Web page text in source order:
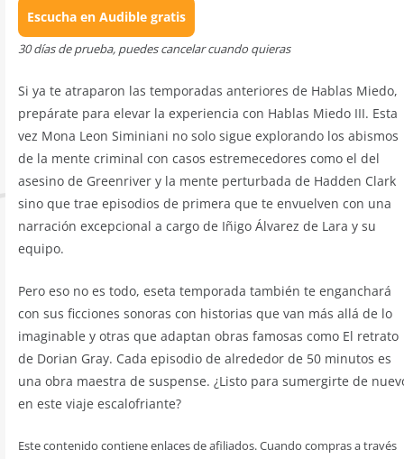
Escucha en Audible gratis
30 días de prueba, puedes cancelar cuando quieras
Si ya te atraparon las temporadas anteriores de Hablas Miedo,
prepárate para elevar la experiencia con Hablas Miedo III. Esta
vez Mona Leon Siminiani no solo sigue explorando los abismos
de la mente criminal con casos estremecedores como el del
asesino de Greenriver y la mente perturbada de Hadden Clark
sino que trae episodios de primera que te envuelven con una
narración excepcional a cargo de Iñigo Álvarez de Lara y su
equipo.
Pero eso no es todo, eseta temporada también te enganchará
con sus ficciones sonoras con historias que van más allá de lo
imaginable y otras que adaptan obras famosas como El retrato
de Dorian Gray. Cada episodio de alrededor de 50 minutos es
una obra maestra de suspense. ¿Listo para sumergirte de
en este viaje escalofriante?
Este contenido contiene enlaces de afiliados. Cuando compras a través